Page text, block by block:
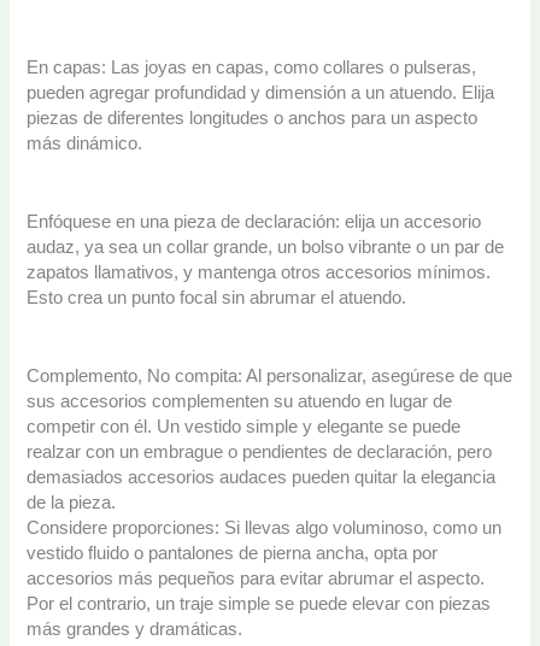
En capas: Las joyas en capas, como collares o pulseras,
pueden agregar profundidad y dimensión a un atuendo. Elija
piezas de diferentes longitudes o anchos para un aspecto
más dinámico.
Enfóquese en una pieza de declaración: elija un accesorio
audaz, ya sea un collar grande, un bolso vibrante o un par de
zapatos llamativos, y mantenga otros accesorios mínimos.
Esto crea un punto focal sin abrumar el atuendo.
Complemento, No compita: Al personalizar, asegúrese de que
sus accesorios complementen su atuendo en lugar de
competir con él. Un vestido simple y elegante se puede
realzar con un embrague o pendientes de declaración, pero
demasiados accesorios audaces pueden quitar la elegancia
de la pieza.
Considere proporciones: Si llevas algo voluminoso, como un
vestido fluido o pantalones de pierna ancha, opta por
accesorios más pequeños para evitar abrumar el aspecto.
Por el contrario, un traje simple se puede elevar con piezas
más grandes y dramáticas.